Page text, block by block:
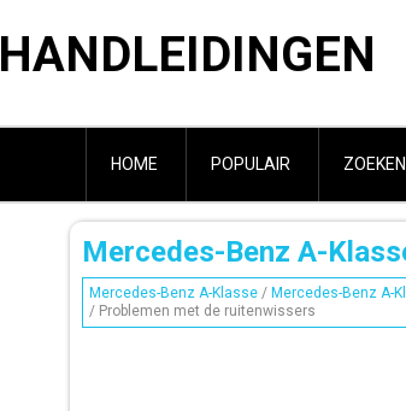
HANDLEIDINGEN
HOME POPULAIR ZOEKEN
Mercedes-Benz A-
Mercedes-Benz A-Klasse / Mercedes-Benz A-
/ Problemen met de ruitenwissers